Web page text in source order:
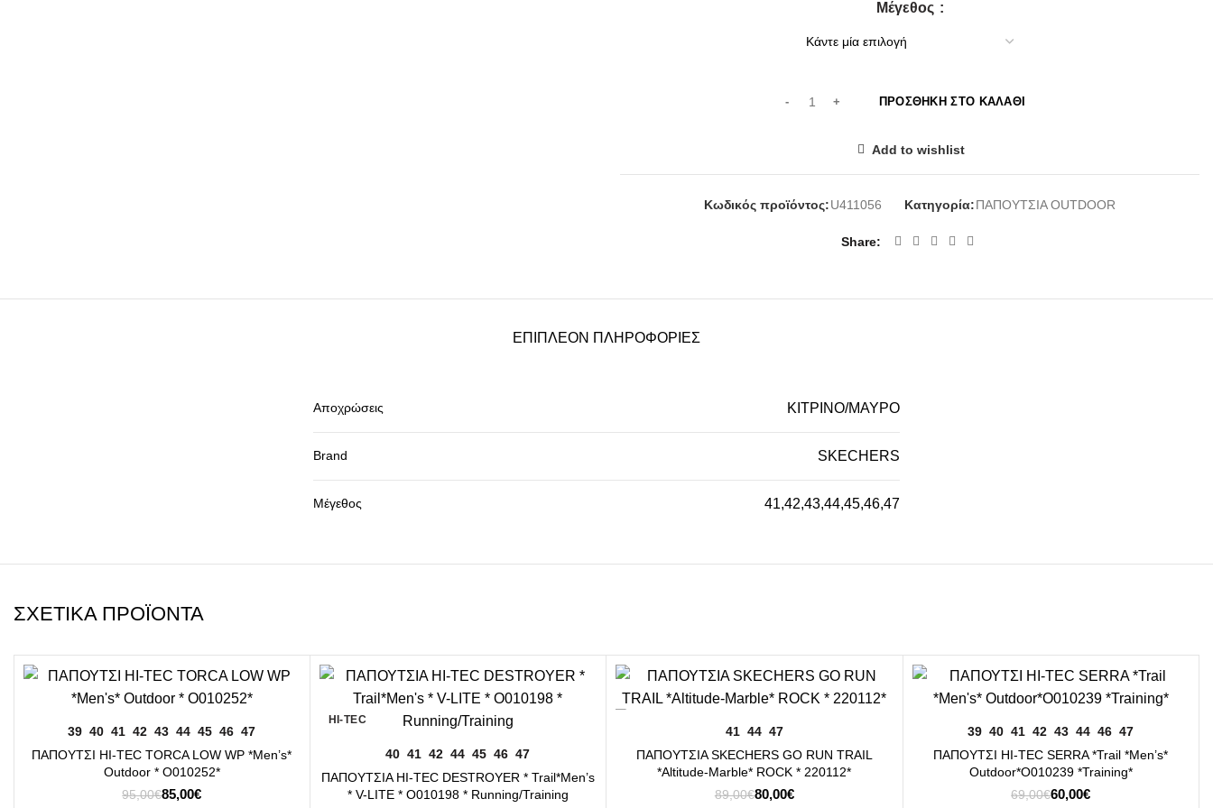
Μέγεθος
ΠΡΟΣΘΉΚΗ ΣΤΟ ΚΑΛΆΘΙ
Add to wishlist
Κωδικός προϊόντος:U411056 Κατηγορία:ΠΑΠΟΥΤΣΙΑ OUTDOOR
Share
ΕΠΙΠΛΈΟΝ ΠΛΗΡΟΦΟΡΊΕΣ
Αποχρώσεις ΚΙΤΡΙΝΟ/ΜΑΥΡΟ
Brand SKECHERS
Μέγεθος 41,42,43,44,45,46,47
ΣΧΕΤΙΚΆ ΠΡΟΪΌΝΤΑ
ΕΠΙΛΟΓΉ
39 40 41 42 43 44 45 46 47
ΠΑΠΟΥΤΣΙ HI-TEC TORCA LOW WP *Men’s*
Outdoor * O010252*
95,00€Original
85,00€Η
HI-TEC
ΕΠΙΛΟΓΉ
40 41 42 44 45 46 47
ΠΑΠΟΥΤΣΙΑ HI-TEC DESTROYER * Trail*Men’s
* V-LITE * Ο010198 * Running/Training
ΕΠΙΛΟΓΉ
41 44 47
ΠΑΠΟΥΤΣΙA SKECHERS GO RUN TRAIL
*Altitude-Marble* ROCK * 220112*
89,00€Original
80,00€Η
ΕΠΙΛΟΓΉ
39 40 41 42 43 44 46 47
ΠΑΠΟΥΤΣΙ HI-TEC SERRA *Trail *Men’s*
Outdoor*O010239 *Training*
69,00€Original
60,00€Η